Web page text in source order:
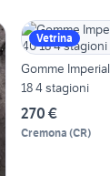
Vetrina
Gomme
18 4 stagioni
270 €
Cremona (CR)